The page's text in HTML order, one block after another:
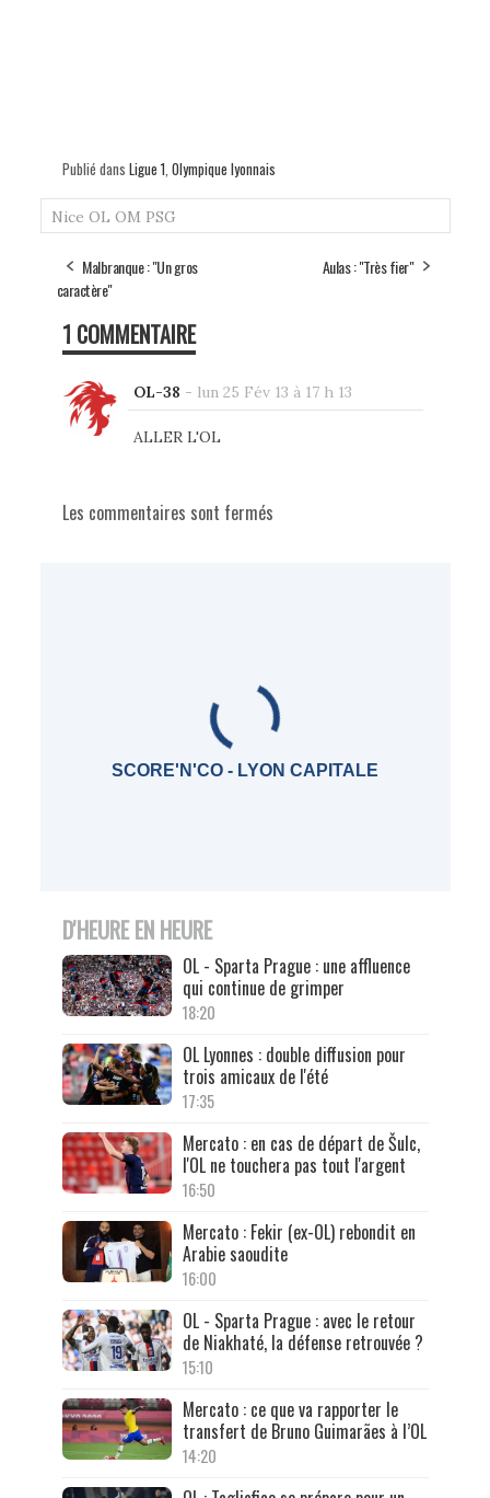
Publié dans Ligue 1 Olympique lyonnais
Nice OL OM PSG
Malbranque : "Un gros
caractère"
Aulas : "Très fier"
1 COMMENTAIRE
OL-38 - lun 25 Fév 13 à 17 h 13
ALLER L'OL
Les commentaires sont fermés
SCORE'N'CO - LYON CAPITALE
D'HEURE EN HEURE
OL - Sparta Prague : une affluence
qui continue de grimper
18:20
OL Lyonnes : double diffusion pour
trois amicaux de l'été
17:35
Mercato : en cas de départ de Šulc,
l'OL ne touchera pas tout l'argent
16:50
Mercato : Fekir (ex-OL) rebondit en
Arabie saoudite
16:00
OL - Sparta Prague : avec le retour
de Niakhaté, la défense retrouvée ?
15:10
Mercato : ce que va rapporter le
transfert de Bruno Guimarães à l’OL
14:20